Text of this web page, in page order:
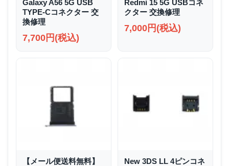
Galaxy A56 5G USB
TYPE-Cコネクター 交
換修理
7,700円(税込)
Redmi 15 5G USBコネ
クター 交換修理
7,000円(税込)
【メール便送料無料】
New 3DS LL 4ピンコネ